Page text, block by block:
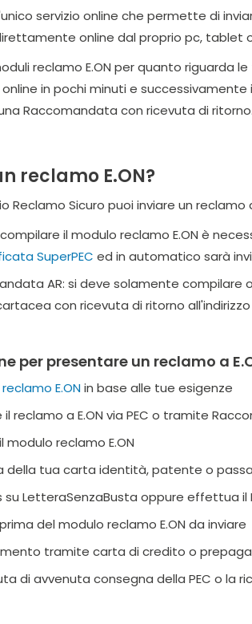
servizio online che permette di
online dal proprio pc, tablet
reclamo E.ON per quanto
in pochi minuti e
Raccomandata con ricevuta di ritorno.
reclamo E.ON?
Reclamo Sicuro puoi inviare un reclamo
compilare il modulo reclamo E.ON è
SuperPEC ed in automatico sarà
AR: si deve solamente compilare
con ricevuta di ritorno all'indirizzo
per presentare un reclamo a
E.ONin base alle tue esigenze
il reclamo a E.ON via PEC o tramite
modulo reclamo E.ON
della tua carta identità, patente o
su LetteraSenzaBusta oppure effettua il
del modulo reclamo E.ON da inviare
tramite carta di credito o
di avvenuta consegna della PEC o la